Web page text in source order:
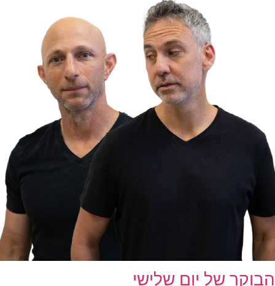
הבוקר של יום שלישי